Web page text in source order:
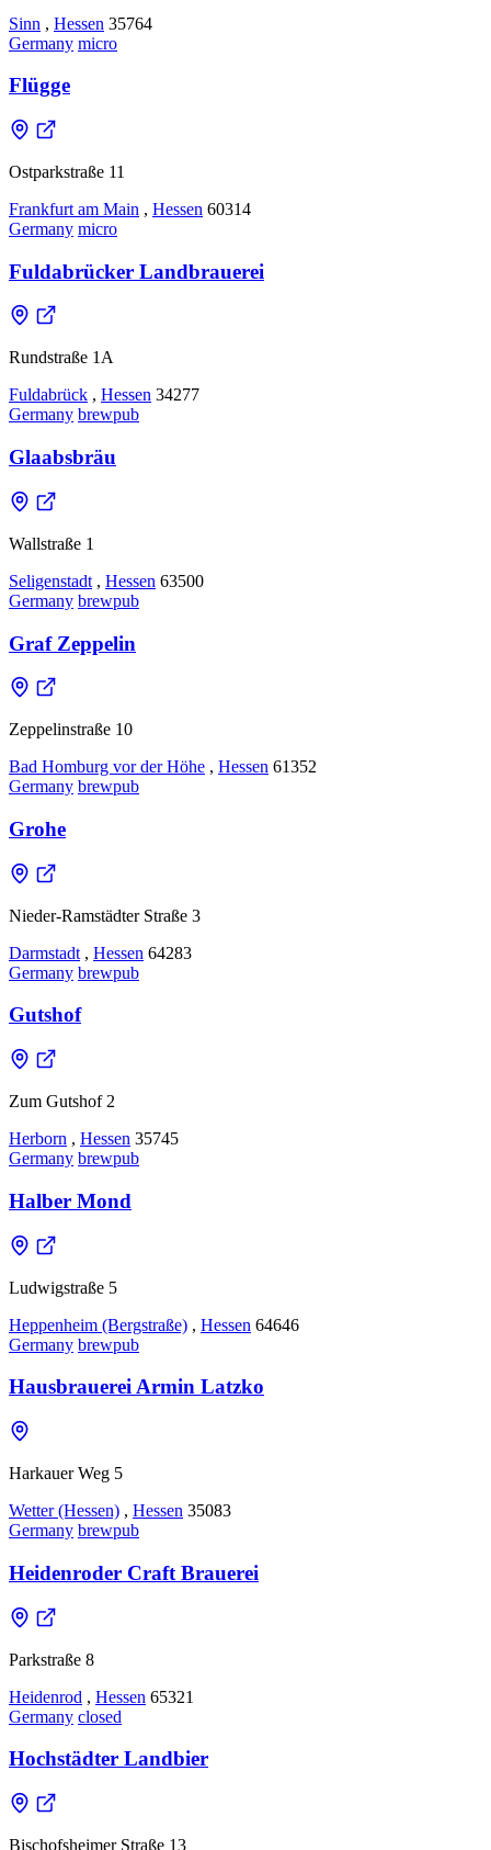
Sinn , Hessen 35764
Germany micro
Flügge
Ostparkstraße 11
Frankfurt am Main , Hessen 60314
Germany micro
Fuldabrücker Landbrauerei
Rundstraße 1A
Fuldabrück , Hessen 34277
Germany brewpub
Glaabsbräu
Wallstraße 1
Seligenstadt , Hessen 63500
Germany brewpub
Graf Zeppelin
Zeppelinstraße 10
Bad Homburg vor der Höhe , Hessen 61352
Germany brewpub
Grohe
Nieder-Ramstädter Straße 3
Darmstadt , Hessen 64283
Germany brewpub
Gutshof
Zum Gutshof 2
Herborn , Hessen 35745
Germany brewpub
Halber Mond
Ludwigstraße 5
Heppenheim (Bergstraße) , Hessen 64646
Germany brewpub
Hausbrauerei Armin Latzko
Harkauer Weg 5
Wetter (Hessen) , Hessen 35083
Germany brewpub
Heidenroder Craft Brauerei
Parkstraße 8
Heidenrod , Hessen 65321
Germany closed
Hochstädter Landbier
Bischofsheimer Straße 13